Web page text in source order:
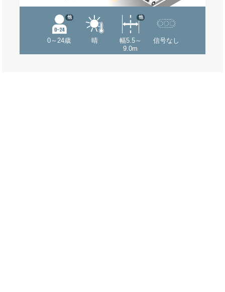
0～24歳
他
晴
幅5.5～
9.0m
他
信号なし